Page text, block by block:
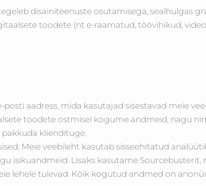
disainiteenuste osutamisega, sealhulgas
toodete (nt e-raamatud, töövihikud,
aadress, mida kasutajad sisestavad meie
toodete ostmisel kogume andmeid, nagu
kliendituge.
Meie veebileht kasutab sisseehitatud
isikuandmeid. Lisaks kasutame Sourcebusterit,
lehele tulevad. Kõik kogutud andmed on